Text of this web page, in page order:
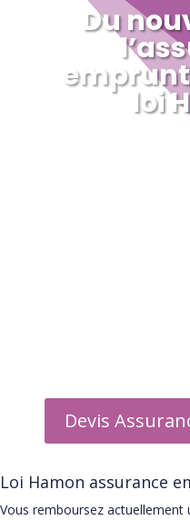
Du
loi
Devis
Loi Hamon assurance
Vous remboursez actuellement